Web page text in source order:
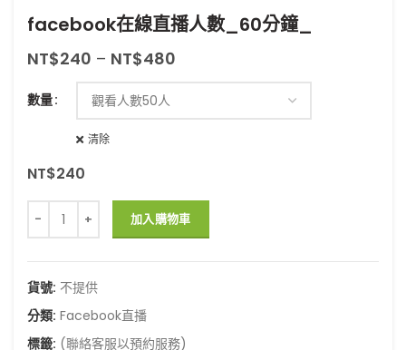
facebook在線直播人數_60分鐘_
NT$240 – NT$480
數量
清除
NT$240
facebook在線直播人數_60分鐘_ 數量
加入購物車
貨號: 不提供
分類: Facebook直播
標籤: (聯絡客服以預約服務)